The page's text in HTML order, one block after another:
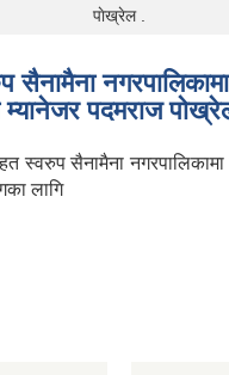
पाेख्रेल .
पदमराज
स्वरुप सैनामैना
लागि